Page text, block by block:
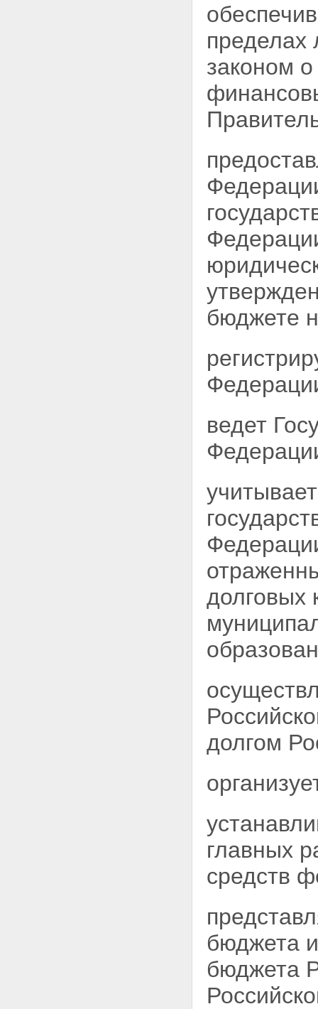
пределах
законом
бюджете
ведет
долговых
долгом
главных
средств
бюджета
бюджета